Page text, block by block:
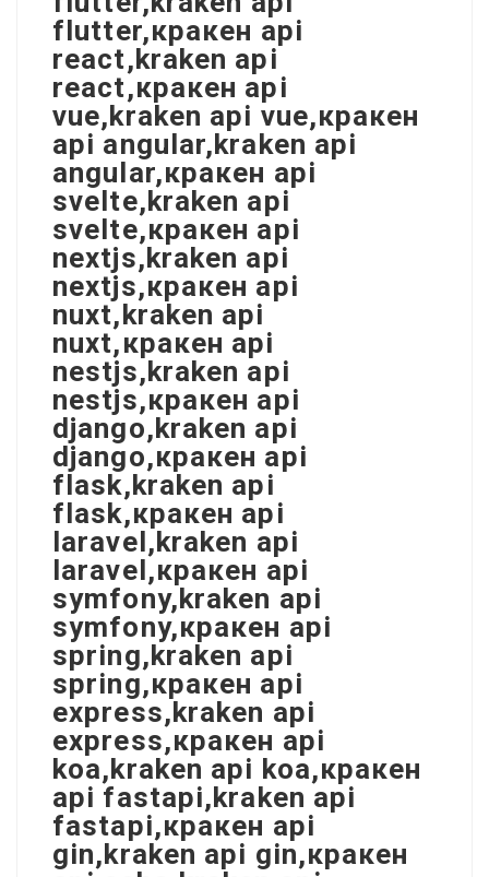
flutter,кракен api
react,kraken api
react,кракен api
vue,kraken api vue,кракен
api angular,kraken api
angular,кракен api
svelte,kraken api
svelte,кракен api
nextjs,kraken api
nextjs,кракен api
nuxt,kraken api
nuxt,кракен api
nestjs,kraken api
nestjs,кракен api
django,kraken api
django,кракен api
flask,kraken api
flask,кракен api
laravel,kraken api
laravel,кракен api
symfony,kraken api
symfony,кракен api
spring,kraken api
spring,кракен api
express,kraken api
express,кракен api
koa,kraken api koa,кракен
api fastapi,kraken api
fastapi,кракен api
gin,kraken api gin,кракен